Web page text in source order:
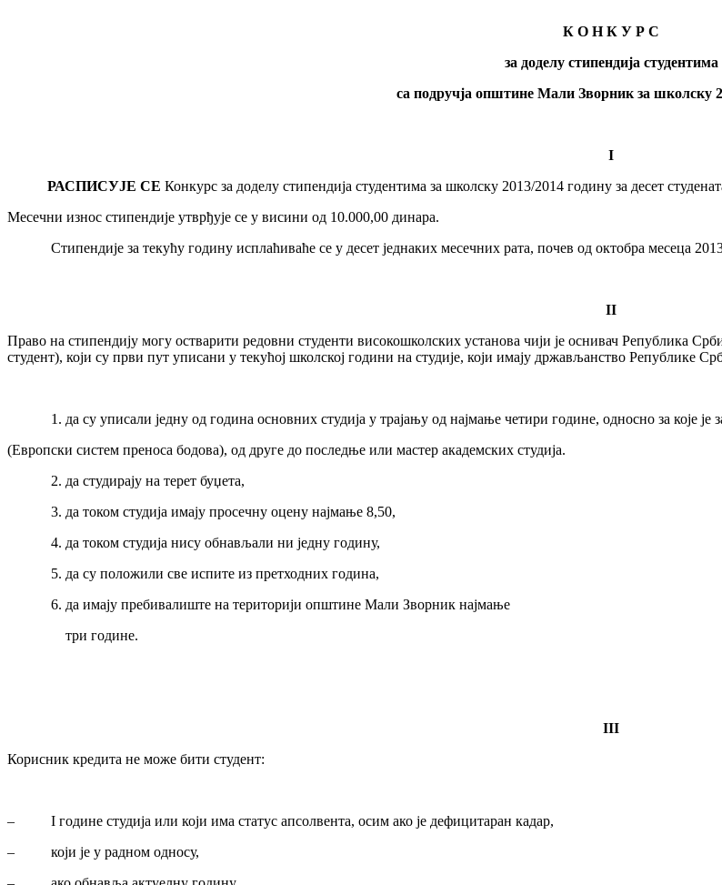
К О Н К У Р С
за доделу стипендија студентима
са подручја општине Мали Зворник за школску
I
РАСПИСУЈЕ СЕ Конкурс за доделу стипендија студентима за школску 2013/2014 годину за десет
Месечни износ стипендије утврђује се у висини од 10.000,00 динара.
Стипендије за текућу годину исплаћиваће се у десет једнаких месечних рата, почев од октобра месеца
II
Право на стипендију могу остварити редовни студенти високошколских установа чији је оснивач Република
студент), који су први пут уписани у текућој школској години на студије, који имају држављанство Републике
1. да су уписали једну од година основних студија у трајању од најмање четири године, односно за које је
(Европски систем преноса бодова), од друге до последње или мастер академских студија.
2. да студирају на терет буџета,
3. да током студија имају просечну оцену најмање 8,50,
4. да током студија нису обнављали ни једну годину,
5. да су положили све испите из претходних година,
6. да имају пребивалиште на територији општине Мали Зворник најмање
три године.
III
Корисник кредита не може бити студент:
– I године студија или који има статус апсолвента, осим ако је дефицитаран кадар,
– који је у радном односу,